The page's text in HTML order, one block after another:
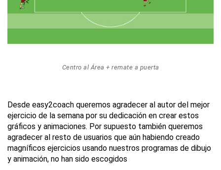
Centro al Área + remate a puerta
Desde easy2coach queremos agradecer al autor del mejor
ejercicio de la semana por su dedicación en crear estos
gráficos y animaciones. Por supuesto también queremos
agradecer al resto de usuarios que aún habiendo creado
magníficos ejercicios usando nuestros programas de dibujo
y animación, no han sido escogidos